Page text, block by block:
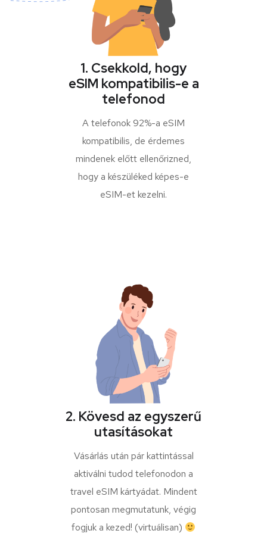
1. Csekkold, hogy
eSIM kompatibilis-e a
telefonod
A telefonok 92%-a eSIM
kompatibilis, de érdemes
mindenek előtt ellenőrizned,
hogy a készüléked képes-e
eSIM-et kezelni.
2. Kövesd az egyszerű
utasításokat
Vásárlás után pár kattintással
aktiválni tudod telefonodon a
travel eSIM kártyádat. Mindent
pontosan megmutatunk, végig
fogjuk a kezed! (virtuálisan)